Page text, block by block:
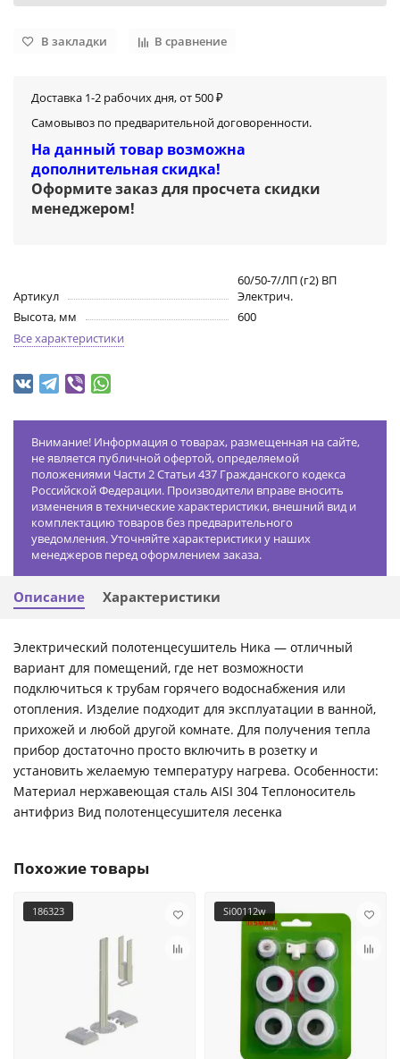
В закладки В сравнение
Доставка 1-2 рабочих дня, от 500 ₽
Самовывоз по предварительной договоренности.
На данный товар возможна
дополнительная скидка!
Оформите заказ для просчета скидки
менеджером!
Артикул
60/50-7/ЛП (г2) ВП
Электрич.
Высота, мм
600
Все характеристики
Внимание! Информация о товарах, размещенная на сайте,
не является публичной офертой, определяемой
положениями Части 2 Статьи 437 Гражданского кодекса
Российской Федерации. Производители вправе вносить
изменения в технические характеристики, внешний вид и
комплектацию товаров без предварительного
уведомления. Уточняйте характеристики у наших
менеджеров перед оформлением заказа.
Описание Характеристики
Электрический полотенцесушитель Ника — отличный
вариант для помещений, где нет возможности
подключиться к трубам горячего водоснабжения или
отопления. Изделие подходит для эксплуатации в ванной,
прихожей и любой другой комнате. Для получения тепла
прибор достаточно просто включить в розетку и
установить желаемую температуру нагрева. Особенности:
Материал нержавеющая сталь AISI 304 Теплоноситель
антифриз Вид полотенцесушителя лесенка
Похожие товары
186323 Si00112w